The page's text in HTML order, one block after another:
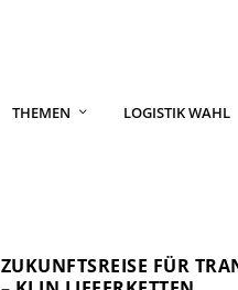
THEMEN LOGISTIK WAHL
ZUKUNFTSREISE FÜR